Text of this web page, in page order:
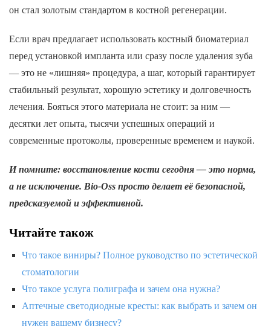
он стал золотым стандартом в костной регенерации.
Если врач предлагает использовать костный биоматериал
перед установкой импланта или сразу после удаления зуба
— это не «лишняя» процедура, а шаг, который гарантирует
стабильный результат, хорошую эстетику и долговечность
лечения. Бояться этого материала не стоит: за ним —
десятки лет опыта, тысячи успешных операций и
современные протоколы, проверенные временем и наукой.
И помните: восстановление кости сегодня — это норма,
а не исключение. Bio-Oss просто делает её безопасной,
предсказуемой и эффективной.
Читайте також
Что такое виниры? Полное руководство по эстетической
стоматологии
Что такое услуга полиграфа и зачем она нужна?
Аптечные светодиодные кресты: как выбрать и зачем он
нужен вашему бизнесу?